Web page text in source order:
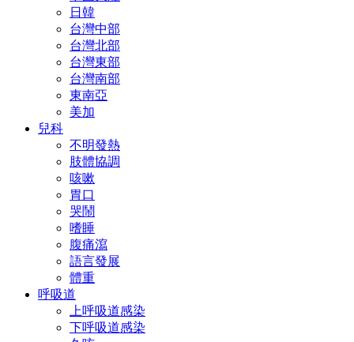
日韓
台灣中部
台灣北部
台灣東部
台灣南部
東南亞
美加
兒科
不明發熱
肢體協調
咳嗽
胃口
哭鬧
嗜睡
腹痛瀉
語言發展
體重
呼吸道
上呼吸道感染
下呼吸道感染